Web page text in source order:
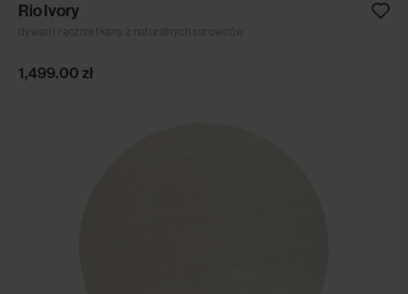
Rio Ivory
dywan | ręcznie tkany z naturalnych surowców
1,499.00 zł